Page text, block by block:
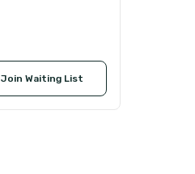
Join Waiting List